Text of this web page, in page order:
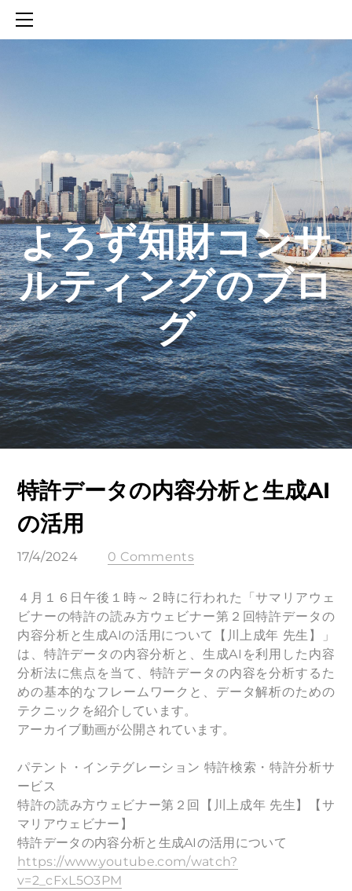
​よろず知財コンサ
ルティングのブロ
グ
特許データの内容分析と生成AI
の活用
17/4/2024 0 Comments
４月１６日午後１時～２時に行われた「サマリアウェ
ビナーの特許の読み方ウェビナー第２回特許データの
内容分析と生成AIの活用について【川上成年 先生】」
は、特許データの内容分析と、生成AIを利用した内容
分析法に焦点を当て、特許データの内容を分析するた
めの基本的なフレームワークと、データ解析のための
テクニックを紹介しています。
アーカイブ動画が公開されています。
パテント・インテグレーション 特許検索・特許分析サ
ービス
特許の読み方ウェビナー第２回【川上成年 先生】【サ
マリアウェビナー】
特許データの内容分析と生成AIの活用について
https://www.youtube.com/watch?
v=2_cFxL5O3PM
SERVICES
知財活動のROICへの貢献
生成AIを活用した知財戦略の策定方法
生成AIとの「壁打ち」で、新たな発明を創出する方法